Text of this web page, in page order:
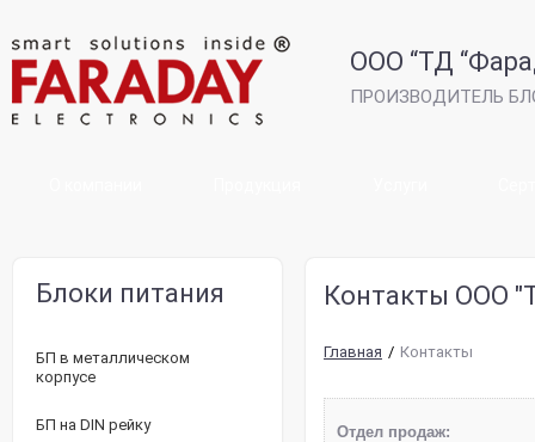
ООО “ТД
ПРОИЗВОДИТЕЛЬ
Блоки питания
БП в металлическом
корпусе
БП на DIN рейку
Контакты ООО
Главная / Контакты
Отдел продаж: